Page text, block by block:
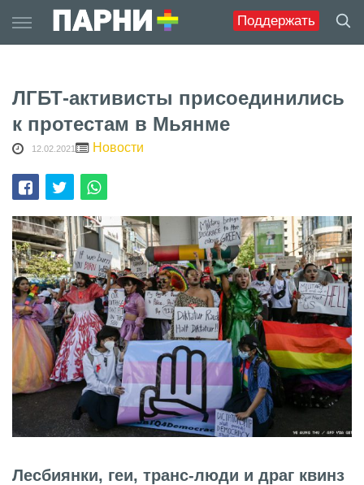
Поддержать
to
content
ЛГБТ-активисты присоединились
к протестам в Мьянме
12.02.2021 Новости
Лесбиянки, геи, транс-люди и драг квинз